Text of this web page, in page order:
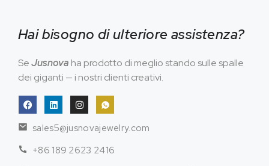
Hai bisogno di ulteriore assistenza?
SeJusnova ha prodotto di meglio stando sulle spalle
dei giganti — i nostri clienti creativi.
sales5@jusnovajewelry.com
+86 189 2623 2416